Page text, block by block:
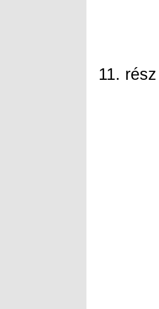
11. rész